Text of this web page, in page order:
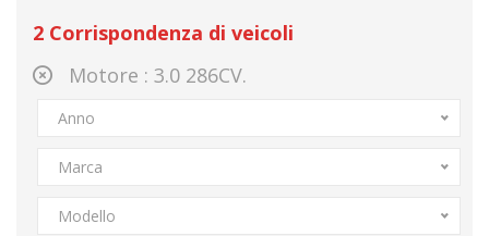
2 Corrispondenza di veicoli
Motore : 3.0 286CV.
Anno
Marca
Modello